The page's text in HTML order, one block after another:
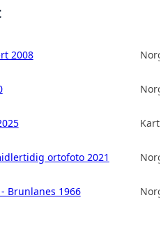
2008
ortofoto 2021
Brunlanes 1966